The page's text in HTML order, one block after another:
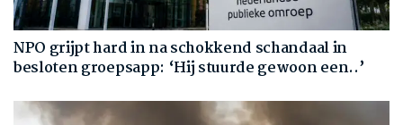
NPO grijpt hard in na schokkend schandaal in
besloten groepsapp: ‘Hij stuurde gewoon een..’